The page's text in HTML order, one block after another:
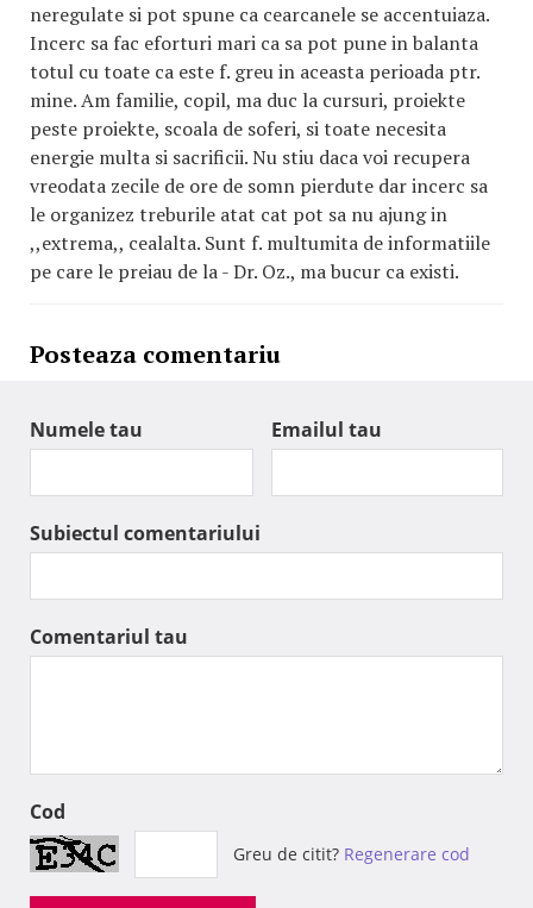
neregulate si pot spune ca cearcanele se accentuiaza.
Incerc sa fac eforturi mari ca sa pot pune in balanta
totul cu toate ca este f. greu in aceasta perioada ptr.
mine. Am familie, copil, ma duc la cursuri, proiekte
peste proiekte, scoala de soferi, si toate necesita
energie multa si sacrificii. Nu stiu daca voi recupera
vreodata zecile de ore de somn pierdute dar incerc sa
le organizez treburile atat cat pot sa nu ajung in
,,extrema,, cealalta. Sunt f. multumita de informatiile
pe care le preiau de la - Dr. Oz., ma bucur ca existi.
Posteaza comentariu
Numele tau Emailul tau
Subiectul comentariului
Comentariul tau
Cod
Greu de citit? Regenerare cod